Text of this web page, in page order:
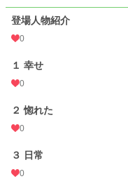
その日から、少しずつ楽しかっ
一応Ｒ１８、多分あんまり要素
小説
BL
お気に入り
登場人物紹介
0
１ 幸せ
0
２ 惚れた
0
３ 日常
0